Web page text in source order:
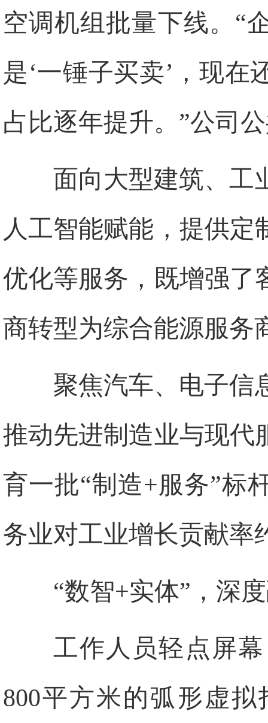
空调机组批量下线。“
是‘一锤子买卖’，现
占比逐年提升。”公司
面向大型建筑、工
人工智能赋能，提供定
优化等服务，既增强了
商转型为综合能源服务
聚焦汽车、电子信
推动先进制造业与现代
育一批“制造+服务”标
务业对工业增长贡献率
“数智+实体”，深
工作人员轻点屏
800平方米的弧形虚